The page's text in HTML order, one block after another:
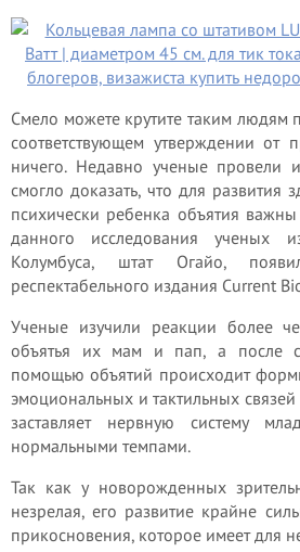
Смело можете крутите таким людям
соответствующем утверждении от
ничего. Недавно ученые провели
смогло доказать, что для развития
психически ребенка объятия важны
данного исследования ученых
Колумбуса, штат Огайо,
респектабельного издания Current
Ученые изучили реакции более
объятья их мам и пап, а после
помощью объятий происходит
эмоциональных и тактильных
заставляет нервную систему
нормальными темпами.
Так как у новорожденных
незрелая, его развитие крайне
прикосновения, которое имеет для